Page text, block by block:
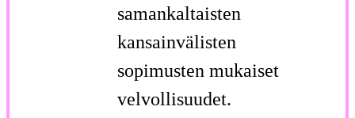
samankaltaisten
kansainvälisten
sopimusten mukaiset
velvollisuudet.